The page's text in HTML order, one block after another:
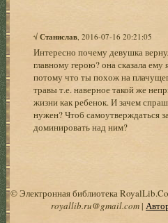
√Станислав , 2016-07-16 20:21:05
Интересно почему девушка
главному герою? она сказала ему
потому что ты похож на
травы т.е. наверное такой же
жизни как ребенок. И зачем
нужен? Чтоб самоутверждаться
доминировать над ним?
© Электронная библиотека
royallib.ru@gmail.com|